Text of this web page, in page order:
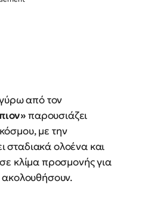
από τον
παρουσιάζει
με την
σταδιακά ολοένα και
κλίμα προσμονής για
ακολουθήσουν.